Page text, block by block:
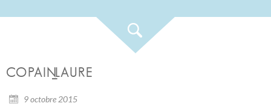
COPAIN_LAURE
9 octobre 2015